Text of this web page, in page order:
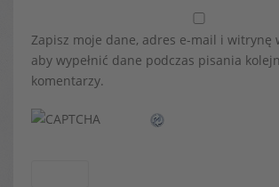
Zapisz moje dane, adres e-mail i witrynę
aby wypełnić dane podczas pisania
komentarzy.